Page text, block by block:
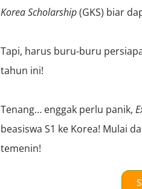
Korea Scholarship(GKS) biar
Tapi, harus buru-buru
tahun ini!
Tenang… enggak perlu panik,
beasiswa S1 ke Korea! Mulai
temenin!